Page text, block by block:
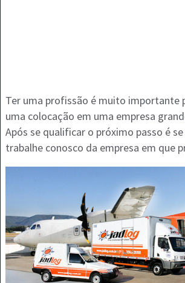
Ter uma profissão é muito importante
uma colocação em uma empresa
Após se qualificar o próximo passo é
trabalhe conosco da empresa em que